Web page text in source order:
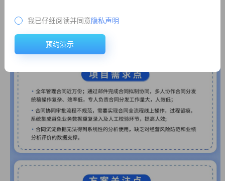
局提供数据支撑，为管理者建立行业态势感知机制，为企业长期稳
我已仔细阅读并同意隐私声明
预约演示